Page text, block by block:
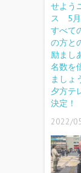
せよう
ス 5月
すべて
の方と
励まし
名数を
ましょ
夕方テ
決定！
2022/